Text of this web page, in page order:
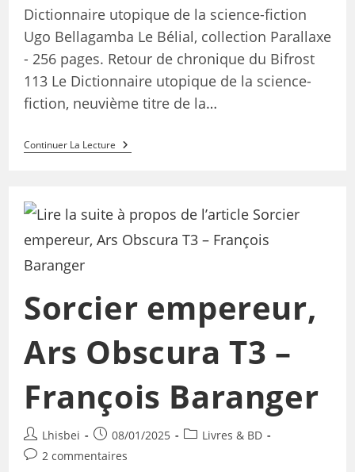
Dictionnaire utopique de la science-fiction
Ugo Bellagamba Le Bélial, collection Parallaxe
- 256 pages. Retour de chronique du Bifrost
113 Le Dictionnaire utopique de la science-
fiction, neuvième titre de la…
Continuer La Lecture
Sorcier empereur,
Ars Obscura T3 –
François Baranger
Lhisbei 08/01/2025
Livres & BD
2 commentaires